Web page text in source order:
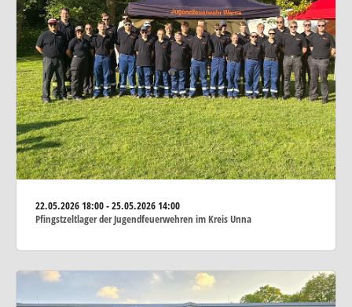
22.05.202618:00 - 25.05.2026 14:00
Pfingstzeltlager der Jugendfeuerwehren im Kreis Unna